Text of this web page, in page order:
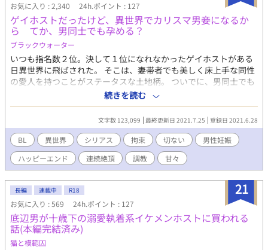
お気に入り : 2,340 24h.ポイント : 127
ゲイホストだったけど、異世界でカリスマ男妾になるか
ら てか、男同士でも孕める？
ブラックウォーター
いつも指名数２位。決して１位になれなかったゲイホストがある
日異世界に飛ばされた。 そこは、妻帯者でも美しく床上手な同性
の愛人を持つことがステータスな土地柄。 ついでに、男同士でも
子どもを作れる魔法が確立されている。 どうせ元の世界には戻れ
ないんだからと、雇われ男妾として働き始める。 が、王子様、上
級貴族、豪商、マフィアの元締めなどの大物たちに本気で惚れら
れてしまい...？ 専属になってくれと言われても...。ええ？なんで、
俺を孕ませる権利を巡って修羅場？ 元の世界の知識で貢献はして
るけど、英雄になるつもりじゃないし！ 異世界モテモテゲイホス
ト、ついでにホモ妊娠の奮戦記。 基本主人公攻めですが、乗っか
り受け、襲い受けもあります。 ノンケや攻め専をホモ受けに目覚
めさせるシュチュが多いので、苦手な方はご注意を。 完結です。
読んで頂いた皆様に心より感謝申し上げます。
続きを読む
文字数 123,099 最終更新日 2021.7.25 登録日 2021.6.28
BL 異世界 シリアス 拘束 切ない
男性妊娠
ハッピーエンド
連続絶頂 調教 甘々
21
長編 連載中 R18
お気に入り : 569 24h.ポイント : 127
底辺男が十歳下の溺愛執着系イケメンホストに買われる
話(本編完結済み)
猫と模範囚